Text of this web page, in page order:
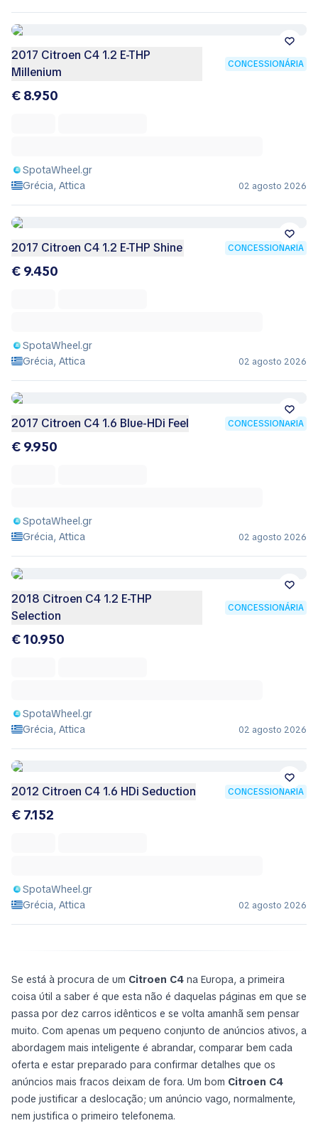
2017 Citroen C4 1.2 E-THP
Millenium
CONCESSIONÁRIA
€ 8.950
SpotaWheel.gr
Grécia, Attica
02 agosto 2026
2017 Citroen C4 1.2 E-THP Shine CONCESSIONÁRIA
€ 9.450
SpotaWheel.gr
Grécia, Attica
02 agosto 2026
2017 Citroen C4 1.6 Blue-HDi Feel CONCESSIONÁRIA
€ 9.950
SpotaWheel.gr
Grécia, Attica
02 agosto 2026
2018 Citroen C4 1.2 E-THP
Selection
CONCESSIONÁRIA
€ 10.950
SpotaWheel.gr
Grécia, Attica
02 agosto 2026
2012 Citroen C4 1.6 HDi Seduction CONCESSIONÁRIA
€ 7.152
SpotaWheel.gr
Grécia, Attica
02 agosto 2026
Se está à procura de um Citroen C4 na Europa, a primeira
coisa útil a saber é que esta não é daquelas páginas em que se
passa por dez carros idênticos e se volta amanhã sem pensar
muito. Com apenas um pequeno conjunto de anúncios ativos, a
abordagem mais inteligente é abrandar, comparar bem cada
oferta e estar preparado para confirmar detalhes que os
anúncios mais fracos deixam de fora. Um bom Citroen C4
pode justificar a deslocação; um anúncio vago, normalmente,
nem justifica o primeiro telefonema.